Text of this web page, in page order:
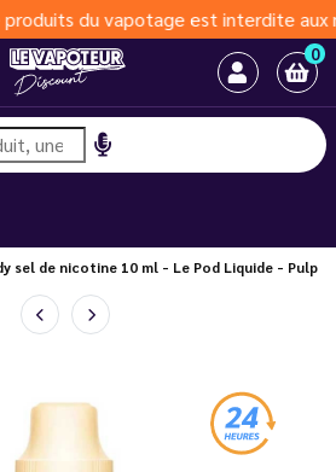
vapotage est interdite aux moins
0
sel de nicotine 10 ml - Le Pod Liquide - Pulp